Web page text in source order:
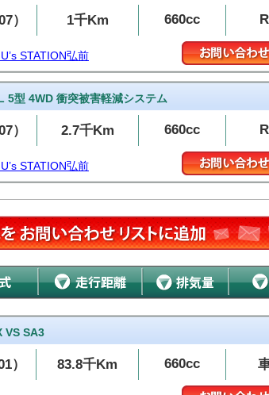
） 1千Km 660cc
STATION弘前
5型 4WD 衝突被害軽減システム
） 2.7千Km 660cc
STATION弘前
VS SA3
） 83.8千Km 660cc